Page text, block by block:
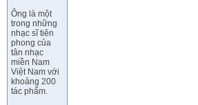
Ông là một
trong những
nhạc sĩ tiên
phong của
tân nhạc
miền Nam
Việt Nam với
khoảng 200
tác phẩm.